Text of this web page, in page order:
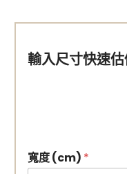
輸入尺寸快速估
寬度 (cm) *